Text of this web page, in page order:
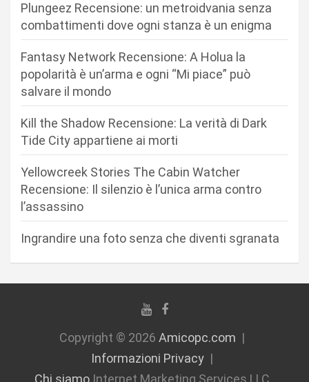
i
Plungeez Recensione: un metroidvania senza
combattimenti dove ogni stanza è un enigma
Fantasy Network Recensione: A Holua la
popolarità è un’arma e ogni “Mi piace” può
salvare il mondo
Kill the Shadow Recensione: La verità di Dark
Tide City appartiene ai morti
Yellowcreek Stories The Cabin Watcher
Recensione: Il silenzio è l’unica arma contro
l’assassino
Ingrandire una foto senza che diventi sgranata
Copyright © 2026 Amicopc.com
Informazioni Privacy